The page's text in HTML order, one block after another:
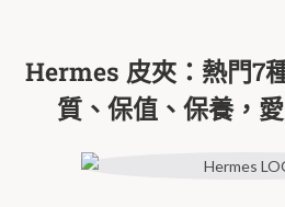
Hermes 皮夾：熱門7
質、保值、保養，